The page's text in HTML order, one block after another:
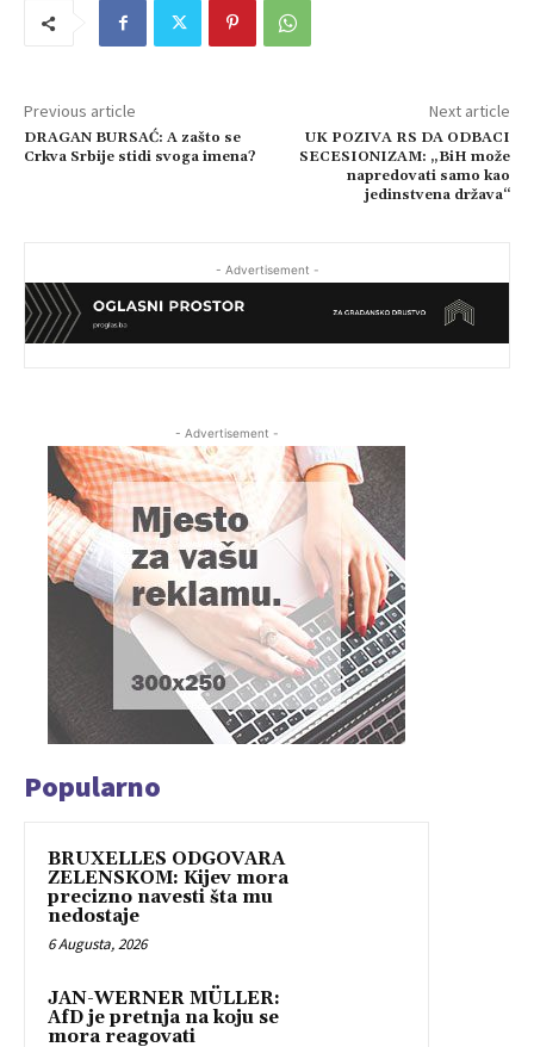
Previous article
DRAGAN BURSAĆ: A zašto se
Crkva Srbije stidi svoga imena?
Next article
UK POZIVA RS DA ODBACI
SECESIONIZAM: „BiH može
napredovati samo kao
jedinstvena država“
- Advertisement -
- Advertisement -
Popularno
BRUXELLES ODGOVARA
ZELENSKOM: Kijev mora
precizno navesti šta mu
nedostaje
6 Augusta, 2026
JAN-WERNER MÜLLER:
AfD je pretnja na koju se
mora reagovati